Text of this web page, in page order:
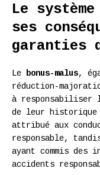
Le
ses
garanties
Le bonus-malus,
réduction-
à responsabiliser
de leur historique
attribué aux
responsable,
ayant commis des
accidents